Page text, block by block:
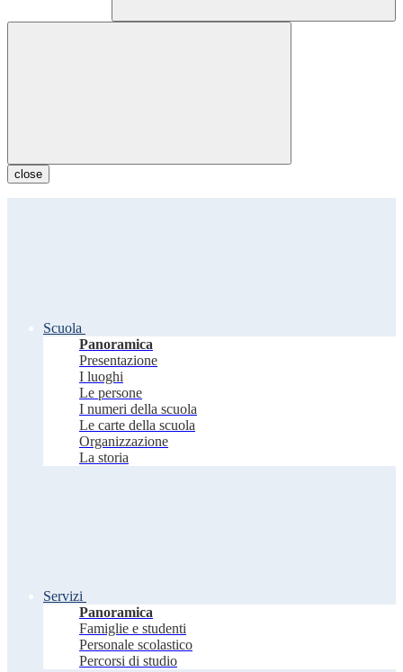
close
Scuola
Panoramica
Presentazione
I luoghi
Le persone
I numeri della scuola
Le carte della scuola
Organizzazione
La storia
Servizi
Panoramica
Famiglie e studenti
Personale scolastico
Percorsi di studio